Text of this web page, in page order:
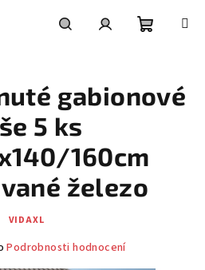
košík
gabionové
5 ks
160cm
železo
VIDAXL
Podrobnosti hodnocení